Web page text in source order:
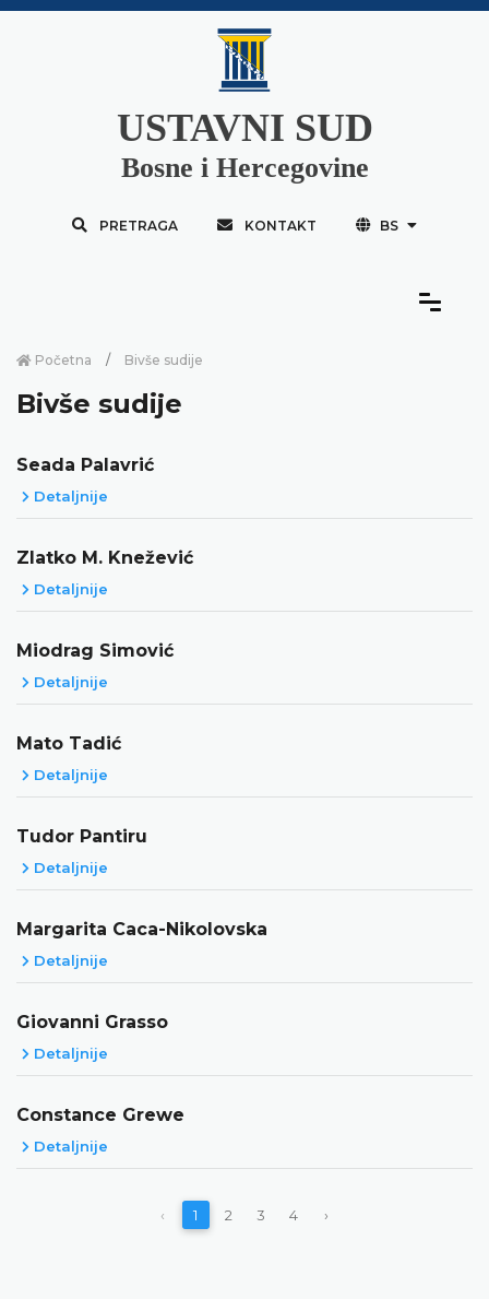
USTAVNI SUD
Bosne i Hercegovine
PRETRAGA KONTAKT BS
Početna Bivše sudije
Bivše sudije
Seada Palavrić
Detaljnije
Zlatko M. Knežević
Detaljnije
Miodrag Simović
Detaljnije
Mato Tadić
Detaljnije
Tudor Pantiru
Detaljnije
Margarita Caca-Nikolovska
Detaljnije
Giovanni Grasso
Detaljnije
Constance Grewe
Detaljnije
‹ 1 2 3 4 ›